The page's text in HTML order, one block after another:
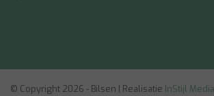
© Copyright 2026 - Bilsen | Realisatie InStijl Media